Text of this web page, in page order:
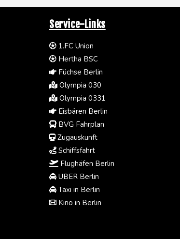
Service-Links
1.FC Union
Hertha BSC
Füchse Berlin
Olympia 030
Olympia 0331
Eisbären Berlin
BVG Fahrplan
Zugauskunft
Schiffsfahrt
Flughäfen Berlin
UBER Berlin
Taxi in Berlin
Kino in Berlin